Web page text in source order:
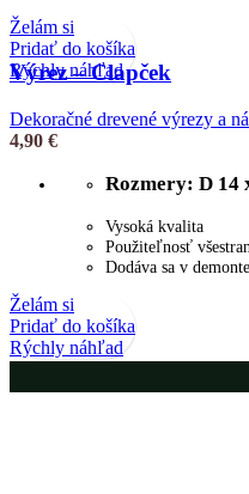
Želám si
Pridať do košíka
Rýchly náhľad
Výrez – Clapček
Dekoračné drevené výrezy a
4,90 €
Rozmery: D 14
Vysoká kvalita
Použiteľnosť
Dodáva sa v demonte.
Želám si
Pridať do košíka
Rýchly náhľad